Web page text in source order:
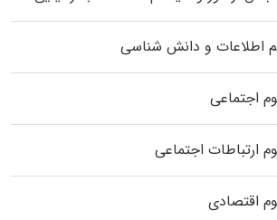
اطلاعات و دانش شناسی
اجتماعی
ارتباطات اجتماعی
اقتصادی